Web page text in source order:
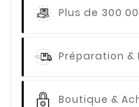
Plus de 300
Préparation &
Boutique &